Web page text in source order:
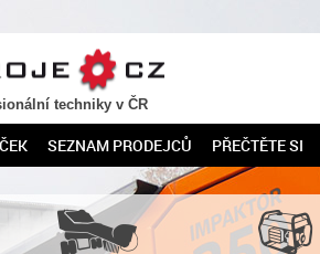
techniky v ČR
SEZNAM PRODEJCŮ PŘEČTĚTE SI